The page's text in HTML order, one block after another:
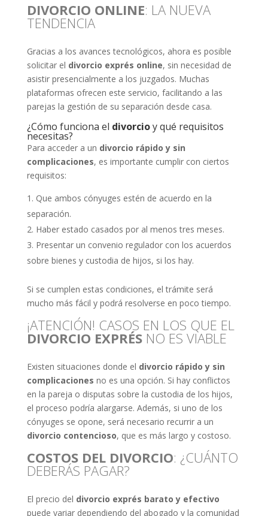
DIVORCIO ONLINE: LA NUEVA
TENDENCIA
Gracias a los avances tecnológicos, ahora es posible
solicitar el divorcio exprés online, sin necesidad de
asistir presencialmente a los juzgados. Muchas
plataformas ofrecen este servicio, facilitando a las
parejas la gestión de su separación desde casa.
¿Cómo funciona el divorcioy qué requisitos
necesitas?
Para acceder a un divorcio rápido y sin
complicaciones, es importante cumplir con ciertos
requisitos:
Que ambos cónyuges estén de acuerdo en la
separación.
Haber estado casados por al menos tres meses.
Presentar un convenio regulador con los acuerdos
sobre bienes y custodia de hijos, si los hay.
Si se cumplen estas condiciones, el trámite será
mucho más fácil y podrá resolverse en poco tiempo.
¡ATENCIÓN! CASOS EN LOS QUE EL
DIVORCIO EXPRÉSNO ES VIABLE
Existen situaciones donde el divorcio rápido y sin
complicaciones no es una opción. Si hay conflictos
en la pareja o disputas sobre la custodia de los hijos,
el proceso podría alargarse. Además, si uno de los
cónyuges se opone, será necesario recurrir a un
divorcio contencioso, que es más largo y costoso.
COSTOS DEL DIVORCIO: ¿CUÁNTO
DEBERÁS PAGAR?
El precio del divorcio exprés barato y efectivo
puede variar dependiendo del abogado y la comunidad